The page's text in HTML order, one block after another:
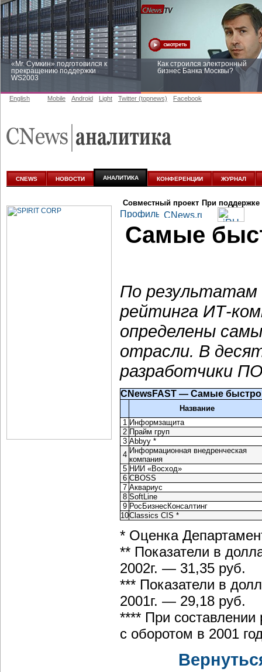
«Mr. Сумкин» подготовился к
прекращению поддержки
WS2003
Как строился электронный
бизнес Банка Москвы?
аналитике
English Mobile Android Light Twitter (topnews) Facebook
CNEWS НОВОСТИ АНАЛИТИКА КОНФЕРЕНЦИИ ЖУРНАЛ
Совместный проект При поддержке
Самые
По результатам
рейтинга ИТ-
определены
отрасли. В
разработчики
CNewsFAST — Самые
Название
1 Информзащита
2 Прайм груп
3 Abbyy *
4 Информационная внедренческая
компания
5 НИИ «Восход»
6 CBOSS
7 Аквариус
8 SoftLine
9 РосБизнесКонсалтинг
10Classics CIS *
* Оценка
** Показатели в
2002г. — 31,35 руб.
*** Показатели в
2001г. — 29,18 руб.
**** При составлении
с оборотом в 2001